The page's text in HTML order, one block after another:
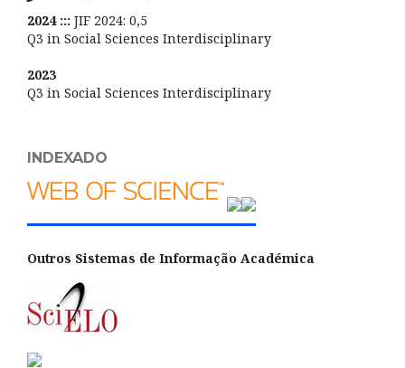
2024 ::: JIF 2024: 0,5
Q3 in Social Sciences Interdisciplinary
2023
Q3 in Social Sciences Interdisciplinary
INDEXADO
Outros Sistemas de Informação Académica